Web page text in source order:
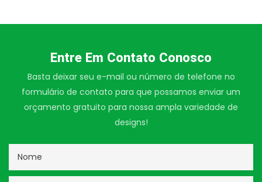
Entre Em Contato Conosco
Basta deixar seu e-mail ou número de telefone no
formulário de contato para que possamos enviar um
orçamento gratuito para nossa ampla variedade de
designs!
Nome